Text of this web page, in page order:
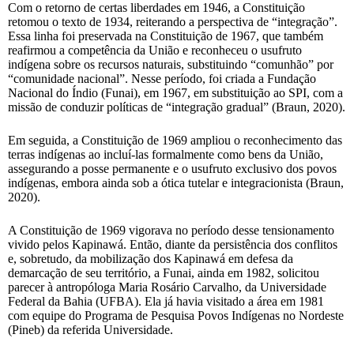
Com o retorno de certas liberdades em 1946, a Constituição
retomou o texto de 1934, reiterando a perspectiva de “integração”.
Essa linha foi preservada na Constituição de 1967, que também
reafirmou a competência da União e reconheceu o usufruto
indígena sobre os recursos naturais, substituindo “comunhão” por
“comunidade nacional”. Nesse período, foi criada a Fundação
Nacional do Índio (Funai), em 1967, em substituição ao SPI, com a
missão de conduzir políticas de “integração gradual” (Braun, 2020).
Em seguida, a Constituição de 1969 ampliou o reconhecimento das
terras indígenas ao incluí-las formalmente como bens da União,
assegurando a posse permanente e o usufruto exclusivo dos povos
indígenas, embora ainda sob a ótica tutelar e integracionista (Braun,
2020).
A Constituição de 1969 vigorava no período desse tensionamento
vivido pelos Kapinawá. Então, diante da persistência dos conflitos
e, sobretudo, da mobilização dos Kapinawá em defesa da
demarcação de seu território, a Funai, ainda em 1982, solicitou
parecer à antropóloga Maria Rosário Carvalho, da Universidade
Federal da Bahia (UFBA). Ela já havia visitado a área em 1981
com equipe do Programa de Pesquisa Povos Indígenas no Nordeste
(Pineb) da referida Universidade.